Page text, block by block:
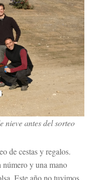
nieve antes del sorteo
de cestas y regalos.
número y una mano
Este año no tuvimos